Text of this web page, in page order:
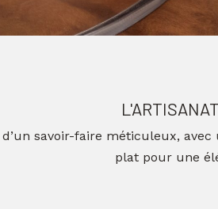
savoir-faire méticuleux,
plat pour une